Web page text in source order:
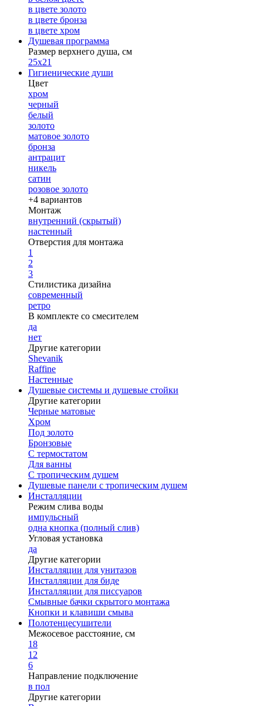
в цвете золото
в цвете бронза
в цвете хром
Душевая программа
Размер верхнего душа, см
25х21
Гигиенические души
Цвет
хром
черный
белый
золото
матовое золото
бронза
антрацит
никель
сатин
розовое золото
+4 вариантов
Монтаж
внутренний (скрытый)
настенный
Отверстия для монтажа
1
2
3
Стилистика дизайна
современный
ретро
В комплекте со смесителем
да
нет
Другие категории
Shevanik
Raffine
Настенные
Душевые системы и душевые стойки
Другие категории
Черные матовые
Хром
Под золото
Бронзовые
С термостатом
Для ванны
С тропическим душем
Душевые панели с тропическим душем
Инсталляции
Режим слива воды
импульсный
одна кнопка (полный слив)
Угловая установка
да
Другие категории
Инсталляции для унитазов
Инсталляции для биде
Инсталляции для писсуаров
Смывные бачки скрытого монтажа
Кнопки и клавиши смыва
Полотенцесушители
Межосевое расстояние, см
18
12
6
Направление подключение
в пол
Другие категории